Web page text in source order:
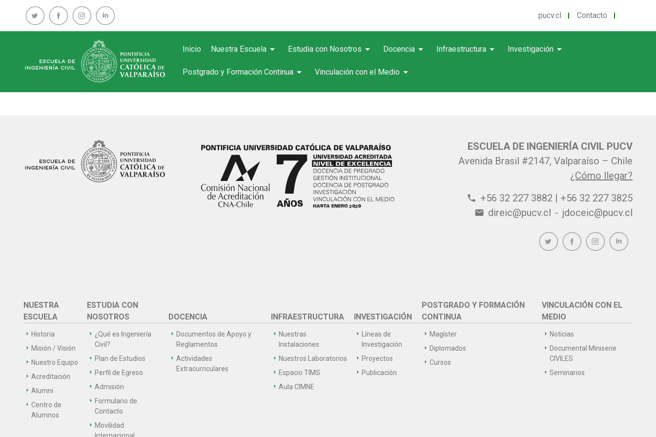
pucv.cl Contacto
Inicio Nuestra Escuela arrow_drop_down Estudia con Nosotros arrow_drop_down Docencia arrow_drop_down Infraestructura arrow_drop_down Investigación arrow_drop_down
Postgrado y Formación Continua arrow_drop_down Vinculación con el Medio arrow_drop_down
ESCUELA DE INGENIERÍA CIVIL PUCV
Avenida Brasil #2147, Valparaíso – Chile
¿Cómo llegar?
phone +56 32 227 3882 | +56 32 227 3825
email direic@pucv.cl - jdoceic@pucv.cl
NUESTRA
ESCUELA
Historia
Misión / Visión
Nuestro Equipo
Acreditación
Alumni
Centro de
Alumnos
ESTUDIA CON
NOSOTROS
¿Qué es Ingeniería
Civil?
Plan de Estudios
Perfil de Egreso
Admisión
Formulario de
Contacto
Movilidad
DOCENCIA
Documentos de Apoyo y
Reglamentos
Actividades
Extracurriculares
INFRAESTRUCTURA
Nuestras
Instalaciones
Nuestros Laboratorios
Espacio TIMS
Aula CIMNE
INVESTIGACIÓN
Líneas de
Investigación
Proyectos
Publicación
POSTGRADO Y FORMACIÓN
CONTINUA
Magíster
Diplomados
Cursos
VINCULACIÓN CON EL
MEDIO
Noticias
Documental Miniserie
CIVILES
Seminarios